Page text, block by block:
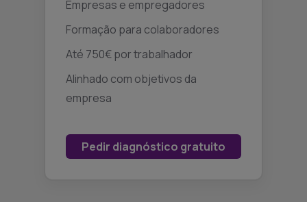
Empresas e empregadores
Formação para colaboradores
Até 750€ por trabalhador
Alinhado com objetivos da
empresa
Pedir diagnóstico gratuito